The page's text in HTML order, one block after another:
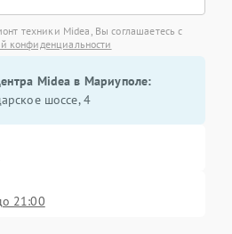
техники Midea, Вы соглашаетесь с
конфиденциальности
Midea в Мариуполе:
шоссе, 4
21:00